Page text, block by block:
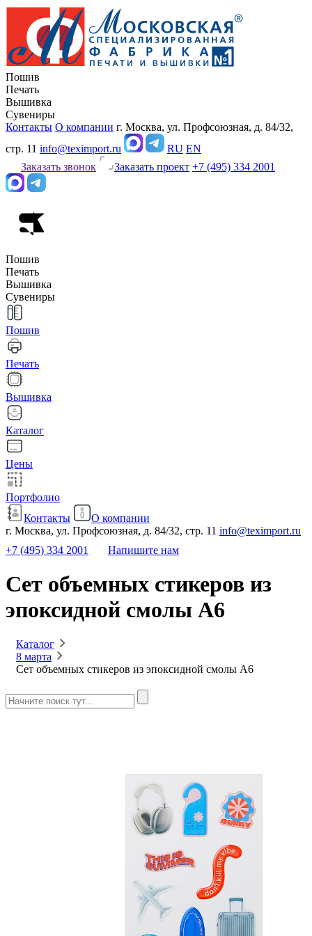
Пошив
Печать
Вышивка
Сувениры
Контакты О компании г. Москва, ул. Профсоюзная, д. 84/32,
стр. 11 info@teximport.ru RU EN
Заказать звонок
Заказать проект +7 (495) 334 2001
Пошив
Печать
Вышивка
Сувениры
Пошив
Печать
Вышивка
Каталог
Цены
Портфолио
Контакты
О компании
г. Москва, ул. Профсоюзная, д. 84/32, стр. 11 info@teximport.ru
+7 (495) 334 2001
Напишите нам
Сет объемных стикеров из
эпоксидной смолы А6
Каталог
8 марта
Сет объемных стикеров из эпоксидной смолы А6